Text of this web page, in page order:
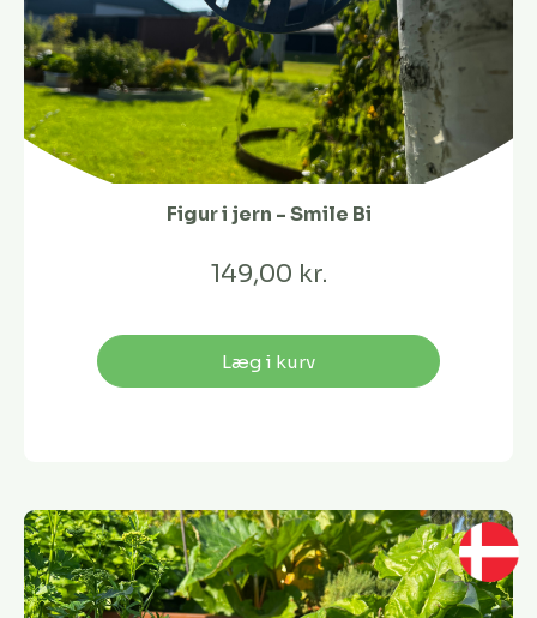
Figur i jern - Smile Bi
149,00 kr.
Læg i kurv